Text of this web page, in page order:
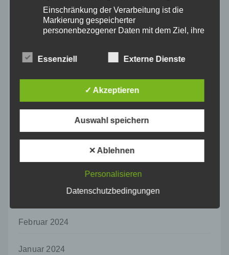
Oktober 2024
September 2024
August 2024
Mai 2024
Februar 2024
Januar 2024
Einschränkung der Verarbeitung ist die
Markierung gespeicherter
personenbezogener Daten mit dem Ziel, ihre
e) Profiling
darin besteht, dass diese
personenbezogenen Daten verwendet
die sich auf eine natürliche Person beziehen,
zu bewerten, insbesondere, um Aspekte
Lage, Gesundheit, persönlicher Vorlieben,
Aufenthaltsort oder Ortswechsel dieser
natürlichen Person zu analysieren oder
vorherzusagen.
auf welche die personenbezogenen Daten
Essenziell Externe Dienste
✓ Akzeptieren
Auswahl speichern
✕ Ablehnen
Personalisieren
Datenschutzbedingungen